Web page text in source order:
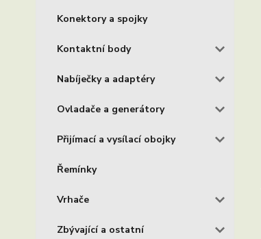
Konektory a spojky
Kontaktní body
Nabíječky a adaptéry
Ovladače a generátory
Přijímací a vysílací obojky
Řemínky
Vrhače
Zbývající a ostatní